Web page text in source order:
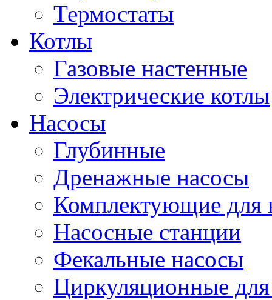
Термостаты
Котлы
Газовые настенные
Электрические котлы
Насосы
Глубинные
Дренажные насосы
Комплектующие для
Насосные станции
Фекальные насосы
Циркуляционные для